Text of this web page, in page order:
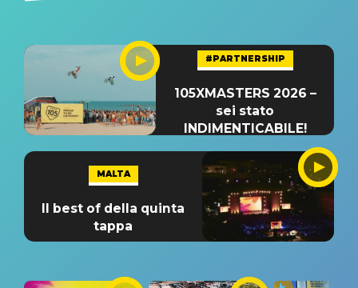
#PARTNERSHIP
105XMASTERS 2026 –
sei stato
INDIMENTICABILE!
MALTA
Il best of della quinta
tappa